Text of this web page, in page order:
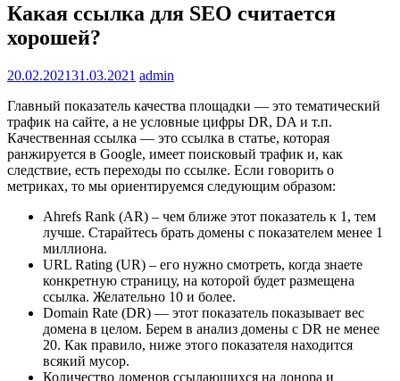
Какая ссылка для SEO считается
хорошей?
20.02.202131.03.2021 admin
Главный показатель качества площадки — это тематический
трафик на сайте, а не условные цифры DR, DA и т.п.
Качественная ссылка — это ссылка в статье, которая
ранжируется в Google, имеет поисковый трафик и, как
следствие, есть переходы по ссылке. Если говорить о
метриках, то мы ориентируемся следующим образом:
Ahrefs Rank (AR) – чем ближе этот показатель к 1, тем
лучше. Старайтесь брать домены с показателем менее 1
миллиона.
URL Rating (UR) – его нужно смотреть, когда знаете
конкретную страницу, на которой будет размещена
ссылка. Желательно 10 и более.
Domain Rate (DR) — этот показатель показывает вес
домена в целом. Берем в анализ домены с DR не менее
20. Как правило, ниже этого показателя находится
всякий мусор.
Количество доменов ссылающихся на донора и